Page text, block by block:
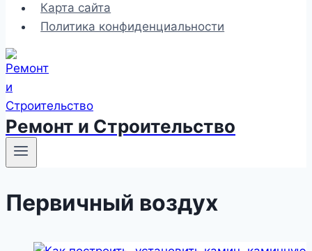
Карта сайта
Политика конфиденциальности
Ремонт и Строительство
Первичный воздух